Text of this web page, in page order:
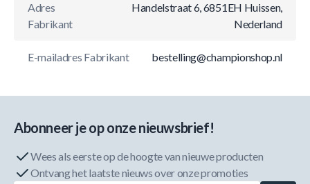
Adres
Fabrikant
Handelstraat 6, 6851EH Huissen,
Nederland
E-mailadres Fabrikant bestelling@championshop.nl
Abonneer je op onze nieuwsbrief!
Wees als eerste op de hoogte van nieuwe producten
Ontvang het laatste nieuws over onze promoties